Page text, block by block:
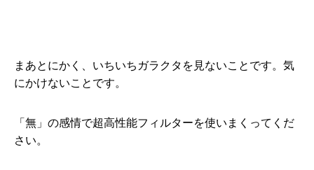
まあとにかく、いちいちガラクタを見ないことです。気
にかけないことです。
「無」の感情で超高性能フィルターを使いまくってくだ
さい。